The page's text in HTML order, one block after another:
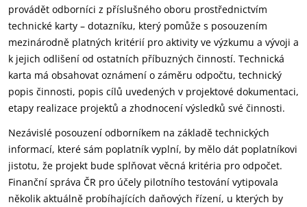
provádět odborníci z příslušného oboru prostřednictvím
technické karty – dotazníku, který pomůže s posouzením
mezinárodně platných kritérií pro aktivity ve výzkumu a vývoji a
k jejich odlišení od ostatních příbuzných činností. Technická
karta má obsahovat oznámení o záměru odpočtu, technický
popis činnosti, popis cílů uvedených v projektové dokumentaci,
etapy realizace projektů a zhodnocení výsledků své činnosti.
Nezávislé posouzení odborníkem na základě technických
informací, které sám poplatník vyplní, by mělo dát poplatníkovi
jistotu, že projekt bude splňovat věcná kritéria pro odpočet.
Finanční správa ČR pro účely pilotního testování vytipovala
několik aktuálně probíhajících daňových řízení, u kterých by